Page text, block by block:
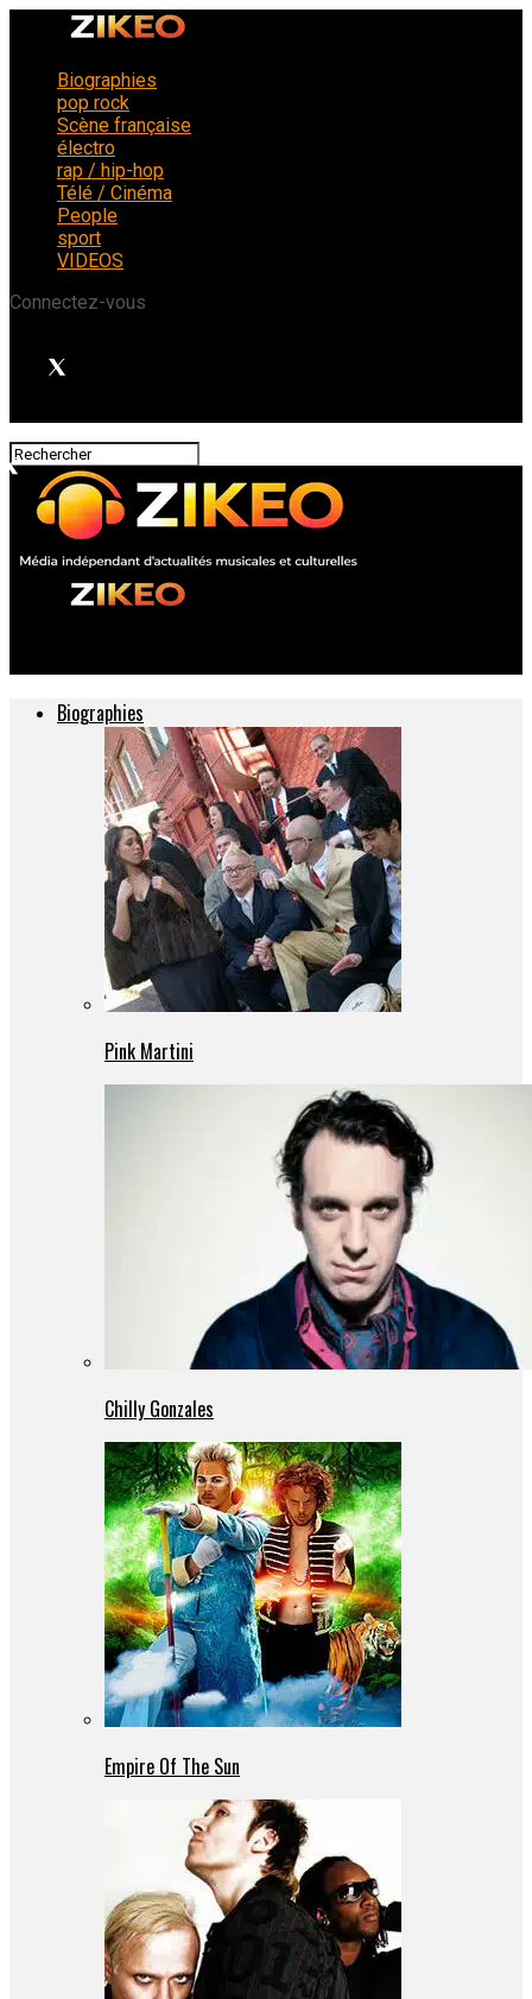
Biographies
pop rock
Scène française
électro
rap / hip-hop
Télé / Cinéma
People
sport
VIDEOS
Connectez-vous
Biographies
Pink Martini
Chilly Gonzales
Empire Of The Sun